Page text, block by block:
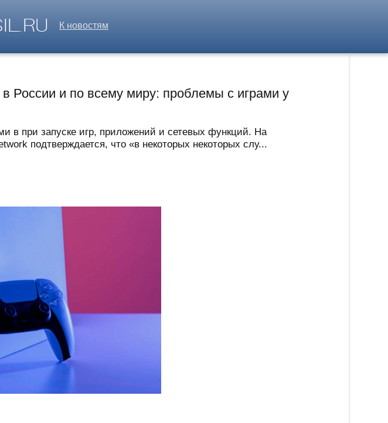
К новостям
России и по всему миру: проблемы с играми у
в при запуске игр, приложений и сетевых функций. На
подтверждается, что «в некоторых некоторых слу...